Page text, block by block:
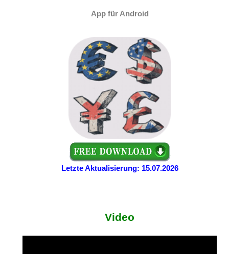
App für Android
Letzte Aktualisierung: 15.07.2026
Video